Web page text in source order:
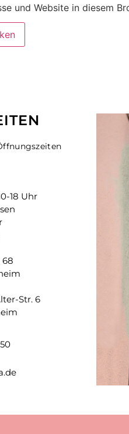
und Website in diesem
18 Uhr
68
Str. 6